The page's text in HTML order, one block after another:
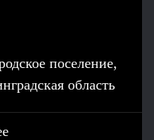
поселение,
область